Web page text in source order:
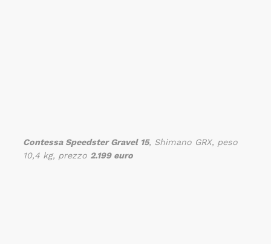
Contessa Speedster Gravel 15, Shimano GRX, peso
10,4 kg, prezzo 2.199 euro